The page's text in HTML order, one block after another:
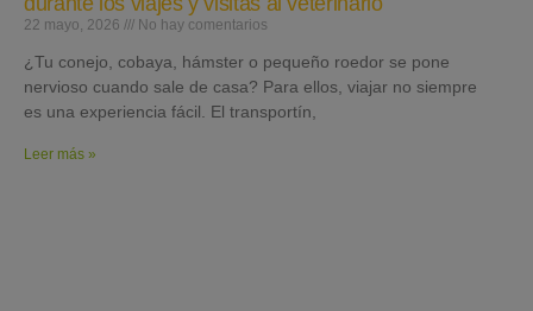
22 mayo, 2026 No hay comentarios
¿Tu conejo, cobaya, hámster o pequeño roedor se pone
nervioso cuando sale de casa? Para ellos, viajar no siempre
es una experiencia fácil. El transportín,
Leer más »